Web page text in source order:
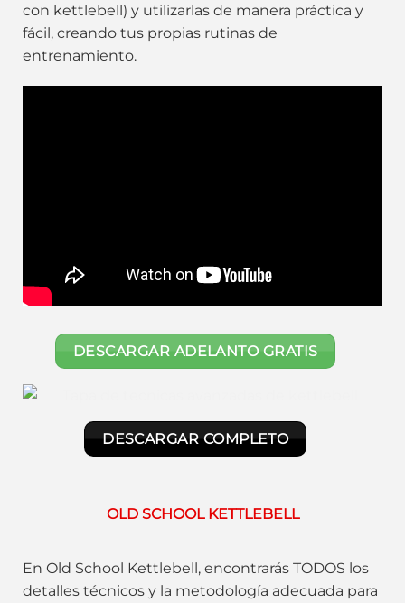
con kettlebell) y utilizarlas de manera práctica y
fácil, creando tus propias rutinas de
entrenamiento.
DESCARGAR ADELANTO GRATIS
DESCARGAR COMPLETO
OLD SCHOOL KETTLEBELL
En Old School Kettlebell, encontrarás TODOS los
detalles técnicos y la metodología adecuada para